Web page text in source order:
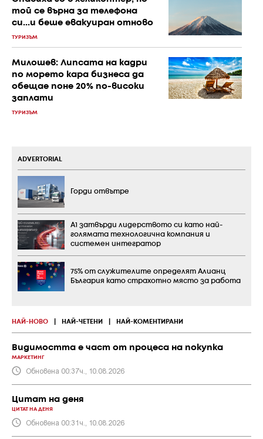
той се върна за телефона
си...и беше евакуиран отново
ТУРИЗЪМ
Милошев: Липсата на кадри
по морето кара бизнеса да
обещае поне 20% по-високи
заплати
ТУРИЗЪМ
НАЙ-НОВО НАЙ-ЧЕТЕНИ НАЙ-КОМЕНТИРАНИ
Видимостта е част от процеса на покупка
МАРКЕТИНГ
Обновена 00:37ч., 10.08.2026
Цитат на деня
ЦИТАТ НА ДЕНЯ
Обновена 00:31ч., 10.08.2026
ADVERTORIAL
Горди отвътре
А1 затвърди лидерството си като най-
голямата технологична компания и
системен интегратор
75% от служителите определят Алианц
България като страхотно място за работа